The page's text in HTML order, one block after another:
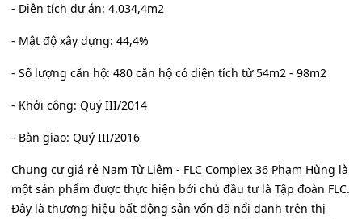
- Diện tích dự án: 4.034,4m2
- Mật độ xây dựng: 44,4%
- Số lượng căn hộ: 480 căn hộ có diện tích từ 54m2 - 98m2
- Khởi công: Quý III/2014
- Bàn giao: Quý III/2016
Chung cư giá rẻ Nam Từ Liêm - FLC Complex 36 Phạm Hùng là
một sản phẩm được thực hiện bởi chủ đầu tư là Tập đoàn FLC.
Đây là thương hiệu bất động sản vốn đã nổi danh trên thị